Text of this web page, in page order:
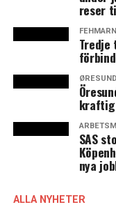
reser
FEHMARN
ØRESUND
SAS
nya
ALLA NYHETER